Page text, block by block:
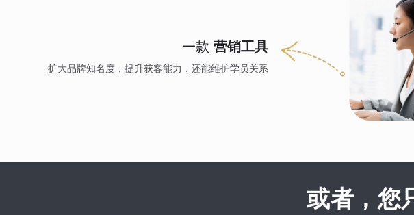
一款 营销工具
扩大品牌知名度，提升获客能力，还能维护学员关系
或者，您